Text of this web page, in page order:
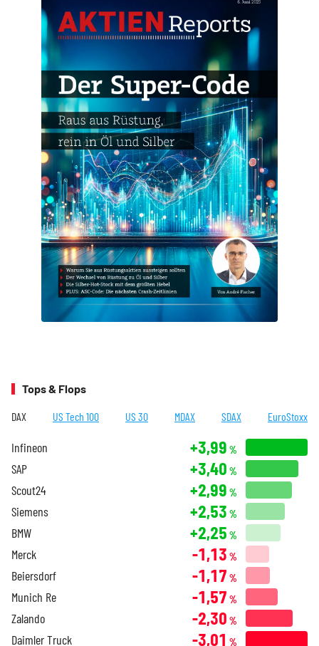
Tops & Flops
DAX US Tech 100 US 30 MDAX SDAX EuroStoxx
Infineon +3,99 %
SAP +3,40 %
Scout24 +2,99 %
Siemens +2,53 %
BMW +2,25 %
Merck -1,13 %
Beiersdorf -1,17 %
Munich Re -1,57 %
Zalando -2,30 %
Daimler Truck -3,01 %